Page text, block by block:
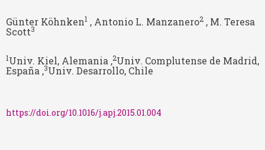
Günter Köhnken1 , Antonio L. Manzanero2 , M. Teresa
Scott3
1Univ. Kiel, Alemania ,2Univ. Complutense de Madrid,
España ,3Univ. Desarrollo, Chile
https://doi.org/10.1016/j.apj.2015.01.004